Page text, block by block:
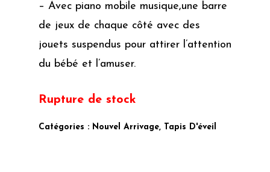
– Avec piano mobile musique,une barre
de jeux de chaque côté avec des
jouets suspendus pour attirer l’attention
du bébé et l’amuser.
Rupture de stock
Catégories : Nouvel Arrivage, Tapis D'éveil